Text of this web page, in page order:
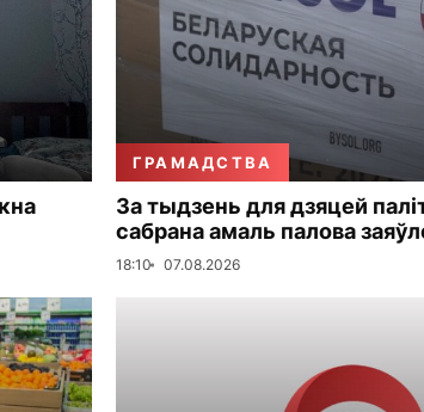
ГРАМАДСТВА
За тыдзень для дзяцей
сабрана амаль палова
18:10 07.08.2026